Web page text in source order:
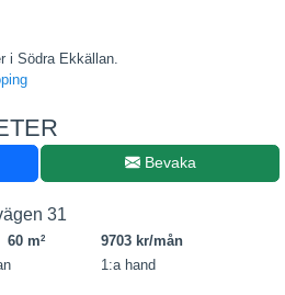
i Södra Ekkällan.
Bevaka
31
60 m2
9703 kr/mån
1:a hand